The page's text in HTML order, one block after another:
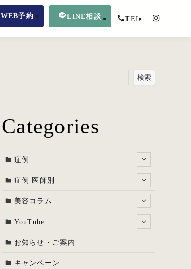
WEB予約 LINE相談 TEL
検索
Categories
症例
症例 医師別
美容コラム
YouTube
お知らせ・ご案内
キャンペーン